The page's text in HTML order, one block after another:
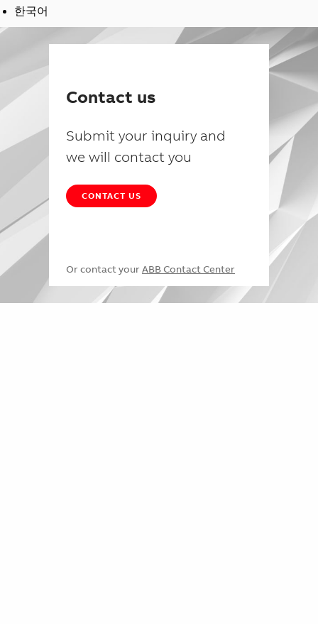
한국어
Contact us
Submit your inquiry and
we will contact you
CONTACT US
Or contact your ABB Contact Center